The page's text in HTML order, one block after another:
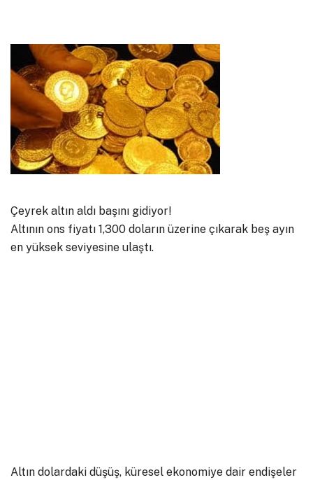
Çeyrek altın aldı başını gidiyor!
Altının ons fiyatı 1,300 doların üzerine çıkarak beş ayın
en yüksek seviyesine ulaştı.
Altın dolardaki düşüş, küresel ekonomiye dair endişeler